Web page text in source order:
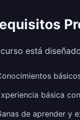
está
básica
de aprender y